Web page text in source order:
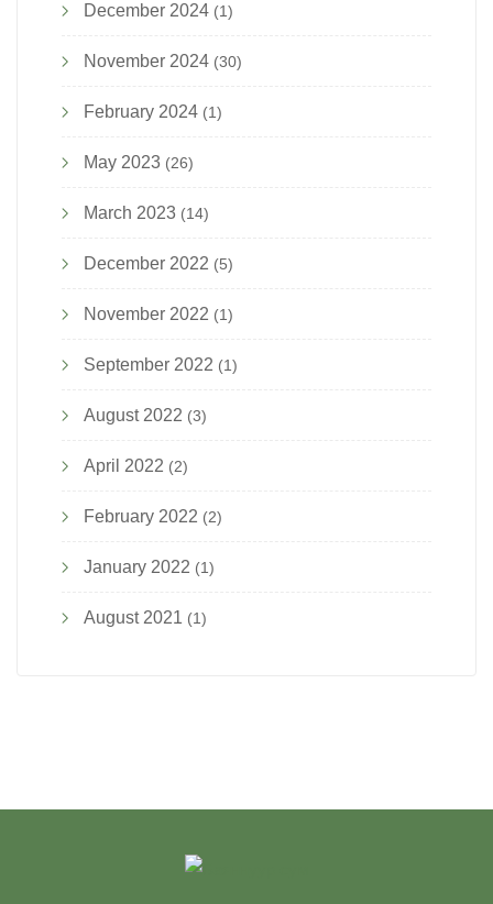
December 2024 (1)
November 2024 (30)
February 2024 (1)
May 2023 (26)
March 2023 (14)
December 2022 (5)
November 2022 (1)
September 2022 (1)
August 2022 (3)
April 2022 (2)
February 2022 (2)
January 2022 (1)
August 2021 (1)